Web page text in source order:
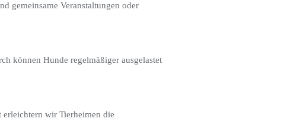
gemeinsame Veranstaltungen oder
können Hunde regelmäßiger ausgelastet
wir Tierheimen die